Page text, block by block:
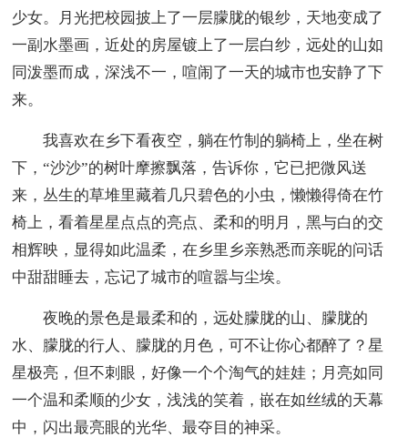
少女。月光把校园披上了一层朦胧的银纱，天地变成了
一副水墨画，近处的房屋镀上了一层白纱，远处的山如
同泼墨而成，深浅不一，喧闹了一天的城市也安静了下
来。
我喜欢在乡下看夜空，躺在竹制的躺椅上，坐在树
下，“沙沙”的树叶摩擦飘落，告诉你，它已把微风送
来，丛生的草堆里藏着几只碧色的小虫，懒懒得倚在竹
椅上，看着星星点点的亮点、柔和的明月，黑与白的交
相辉映，显得如此温柔，在乡里乡亲熟悉而亲昵的问话
中甜甜睡去，忘记了城市的喧嚣与尘埃。
夜晚的景色是最柔和的，远处朦胧的山、朦胧的
水、朦胧的行人、朦胧的月色，可不让你心都醉了？星
星极亮，但不刺眼，好像一个个淘气的娃娃；月亮如同
一个温和柔顺的少女，浅浅的笑着，嵌在如丝绒的天幕
中，闪出最亮眼的光华、最夺目的神采。